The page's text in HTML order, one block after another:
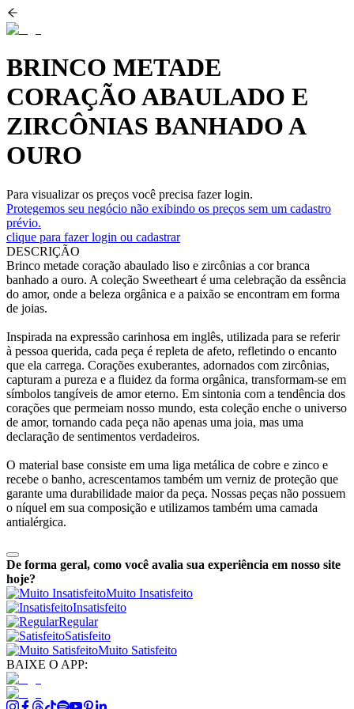
BRINCO METADE
CORAÇÃO ABAULADO E
ZIRCÔNIAS BANHADO A
OURO
Para visualizar os preços você precisa fazer login.
Protegemos seu negócio não exibindo os preços sem um cadastro
prévio.
clique para fazer login ou cadastrar
DESCRIÇÃO
Brinco metade coração abaulado liso e zircônias a cor branca
banhado a ouro. A coleção Sweetheart é uma celebração da essência
do amor, onde a beleza orgânica e a paixão se encontram em forma
de joias.
Inspirada na expressão carinhosa em inglês, utilizada para se referir
à pessoa querida, cada peça é repleta de afeto, refletindo o encanto
que ela carrega. Corações exuberantes, adornados com zircônias,
capturam a pureza e a fluidez da forma orgânica, transformam-se em
símbolos tangíveis de amor eterno. Em sintonia com a tendência dos
corações que permeiam nosso mundo, esta coleção enche o universo
de amor, tornando cada peça não apenas uma joia, mas uma
declaração de sentimentos verdadeiros.
O material base consiste em uma liga metálica de cobre e zinco e
recebe o banho, acrescentamos também um verniz de proteção que
garante uma durabilidade maior da peça. Nossas peças não possuem
o níquel em sua composição e utilizamos também uma camada
antialérgica.
De forma geral, como você avalia sua experiência em nosso site
hoje?
Muito Insatisfeito
Insatisfeito
Regular
Satisfeito
Muito Satisfeito
BAIXE O APP: